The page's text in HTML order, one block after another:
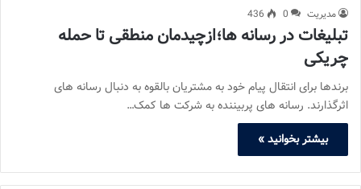
مدیریت 0
436
تبلیغات در رسانه ها؛ازچیدمان منطقی تا حمله
چریکی
برندها برای انتقال پیام خود به مشتریان بالقوه به دنبال رسانه های
اثرگذارند. رسانه های پربیننده به شرکت ها کمک…
بیشتر بخوانید »